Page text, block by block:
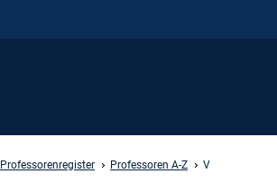
Professorenregister Professoren A-Z V